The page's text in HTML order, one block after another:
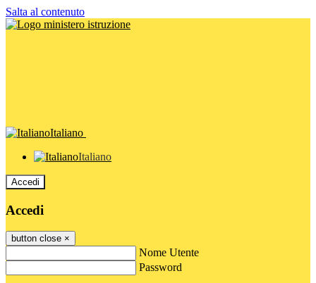
Salta al contenuto
Italiano
Italiano
Accedi
Accedi
button close ×
Nome Utente
Password